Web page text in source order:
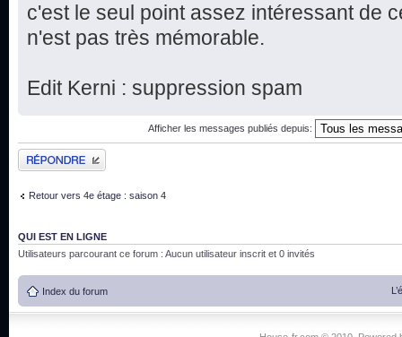
c'est le seul point assez intéressant de
n'est pas très mémorable.
Edit Kerni : suppression spam
Afficher les messages publiés depuis:
Publier une réponse
Retour vers 4e étage : saison 4
QUI EST EN LIGNE
Utilisateurs parcourant ce forum : Aucun utilisateur inscrit et 0 invités
Index du forum